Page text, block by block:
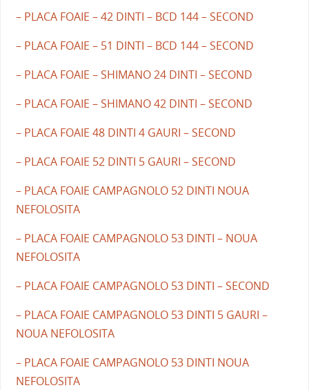
– PLACA FOAIE – 42 DINTI – BCD 144 – SECOND
– PLACA FOAIE – 51 DINTI – BCD 144 – SECOND
– PLACA FOAIE – SHIMANO 24 DINTI – SECOND
– PLACA FOAIE – SHIMANO 42 DINTI – SECOND
– PLACA FOAIE 48 DINTI 4 GAURI – SECOND
– PLACA FOAIE 52 DINTI 5 GAURI – SECOND
– PLACA FOAIE CAMPAGNOLO 52 DINTI NOUA
NEFOLOSITA
– PLACA FOAIE CAMPAGNOLO 53 DINTI – NOUA
NEFOLOSITA
– PLACA FOAIE CAMPAGNOLO 53 DINTI – SECOND
– PLACA FOAIE CAMPAGNOLO 53 DINTI 5 GAURI –
NOUA NEFOLOSITA
– PLACA FOAIE CAMPAGNOLO 53 DINTI NOUA
NEFOLOSITA